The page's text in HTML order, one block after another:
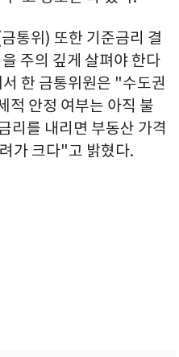
통위) 또한 기준금리 결
주의 깊게 살펴야 한다
한 금통위원은 "수도권
적 안정 여부는 아직 불
리를 내리면 부동산 가격
가 크다"고 밝혔다.